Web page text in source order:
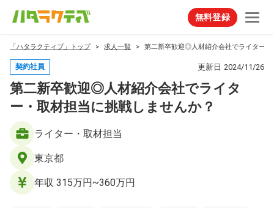
無料登録
「ハタラクティブ」トップ 求人一覧 第二新卒歓迎◎人材紹介会社でライター
契約社員 更新日 2024/11/26
第二新卒歓迎◎人材紹介会社でライタ
ー・取材担当に挑戦しませんか？
ライター・取材担当
東京都
年収 315万円~360万円